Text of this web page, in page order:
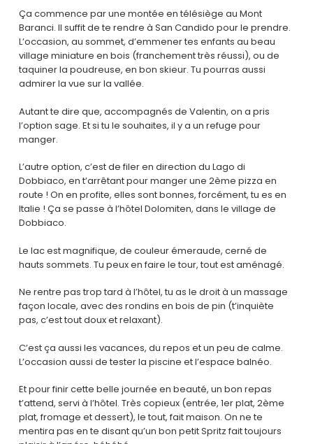
Ça commence par une montée en télésiège au Mont
Baranci. Il suffit de te rendre à San Candido pour le prendre.
L’occasion, au sommet, d’emmener tes enfants au beau
village miniature en bois (franchement très réussi), ou de
taquiner la poudreuse, en bon skieur. Tu pourras aussi
admirer la vue sur la vallée.
Autant te dire que, accompagnés de Valentin, on a pris
l’option sage. Et si tu le souhaites, il y a un refuge pour
manger.
L’autre option, c’est de filer en direction du Lago di
Dobbiaco, en t’arrêtant pour manger une 2ème pizza en
route ! On en profite, elles sont bonnes, forcément, tu es en
Italie ! Ça se passe à l’hôtel Dolomiten, dans le village de
Dobbiaco.
Le lac est magnifique, de couleur émeraude, cerné de
hauts sommets. Tu peux en faire le tour, tout est aménagé.
Ne rentre pas trop tard à l’hôtel, tu as le droit à un massage
façon locale, avec des rondins en bois de pin (t’inquiète
pas, c’est tout doux et relaxant).
C’est ça aussi les vacances, du repos et un peu de calme.
L’occasion aussi de tester la piscine et l’espace balnéo.
Et pour finir cette belle journée en beauté, un bon repas
t’attend, servi à l’hôtel. Très copieux (entrée, 1er plat, 2ème
plat, fromage et dessert), le tout, fait maison. On ne te
mentira pas en te disant qu’un bon petit Spritz fait toujours